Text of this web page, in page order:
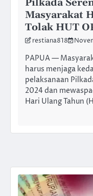
Pilkada
Masyarakat
Tolak HUT
restiana818
PAPUA —
harus menjaga
pelaksanaan
2024 dan
Hari Ulang Tahun